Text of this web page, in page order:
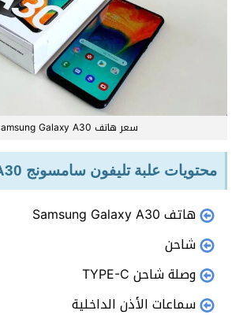
سعر هاتف Samsung Galaxy A30
محتويات علبة تليفون سامسونج A30
هاتف Samsung Galaxy A30
شاحن
وصلة شاحن TYPE-C
سماعات الأذن الداخلية